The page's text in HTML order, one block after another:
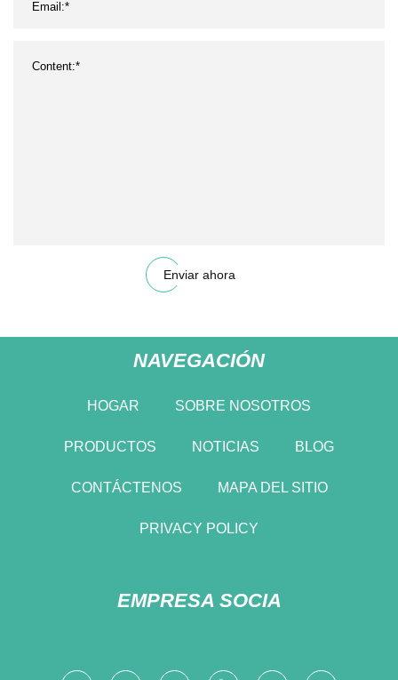
Enviar ahora
NAVEGACIÓN
HOGAR SOBRE NOSOTROS
PRODUCTOS NOTICIAS BLOG
CONTÁCTENOS MAPA DEL SITIO
PRIVACY POLICY
EMPRESA SOCIA